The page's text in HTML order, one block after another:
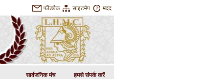
फीडबैक साइटमैप मदद
सार्वजनिक मंच हमसे संपर्क करें